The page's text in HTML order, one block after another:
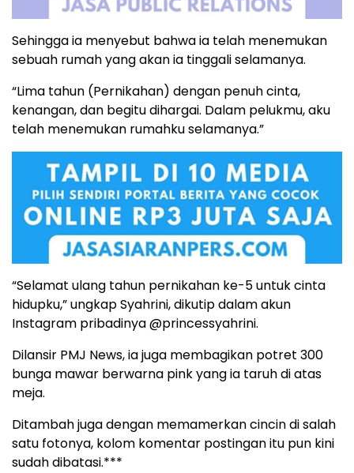
Sehingga ia menyebut bahwa ia telah menemukan
sebuah rumah yang akan ia tinggali selamanya.
“Lima tahun (Pernikahan) dengan penuh cinta,
kenangan, dan begitu dihargai. Dalam pelukmu, aku
telah menemukan rumahku selamanya.”
“Selamat ulang tahun pernikahan ke-5 untuk cinta
hidupku,” ungkap Syahrini, dikutip dalam akun
Instagram pribadinya @princessyahrini.
Dilansir PMJ News, ia juga membagikan potret 300
bunga mawar berwarna pink yang ia taruh di atas
meja.
Ditambah juga dengan memamerkan cincin di salah
satu fotonya, kolom komentar postingan itu pun kini
sudah dibatasi.***